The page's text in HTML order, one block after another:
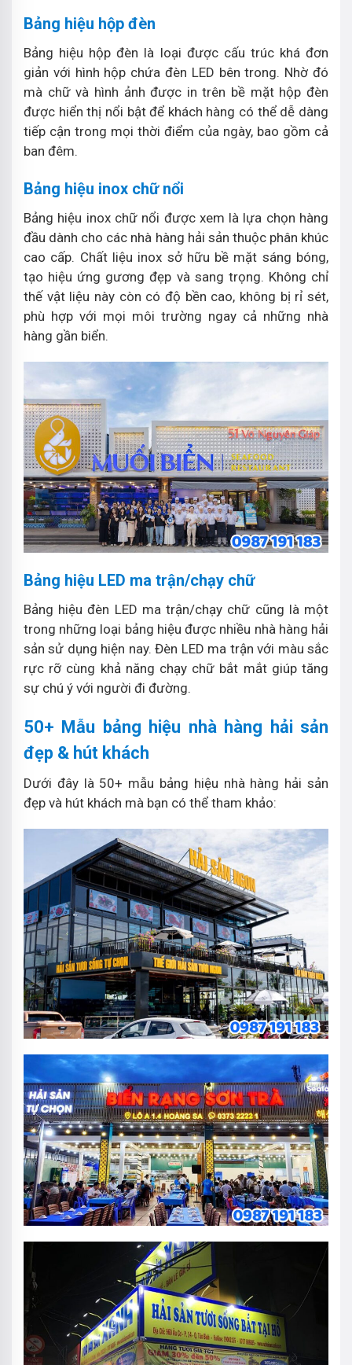
Bảng hiệu hộp đèn
Bảng hiệu hộp đèn là loại được cấu trúc khá đơn
giản với hình hộp chứa đèn LED bên trong. Nhờ đó
mà chữ và hình ảnh được in trên bề mặt hộp đèn
được hiển thị nổi bật để khách hàng có thể dễ dàng
tiếp cận trong mọi thời điểm của ngày, bao gồm cả
ban đêm.
Bảng hiệu inox chữ nổi
Bảng hiệu inox chữ nổi được xem là lựa chọn hàng
đầu dành cho các nhà hàng hải sản thuộc phân khúc
cao cấp. Chất liệu inox sở hữu bề mặt sáng bóng,
tạo hiệu ứng gương đẹp và sang trọng. Không chỉ
thế vật liệu này còn có độ bền cao, không bị rỉ sét,
phù hợp với mọi môi trường ngay cả những nhà
hàng gần biển.
Bảng hiệu LED ma trận/chạy chữ
Bảng hiệu đèn LED ma trận/chạy chữ cũng là một
trong những loại bảng hiệu được nhiều nhà hàng hải
sản sử dụng hiện nay. Đèn LED ma trận với màu sắc
rực rỡ cùng khả năng chạy chữ bắt mắt giúp tăng
sự chú ý với người đi đường.
50+ Mẫu bảng hiệu nhà hàng hải sản
đẹp & hút khách
Dưới đây là 50+ mẫu bảng hiệu nhà hàng hải sản
đẹp và hút khách mà bạn có thể tham khảo: